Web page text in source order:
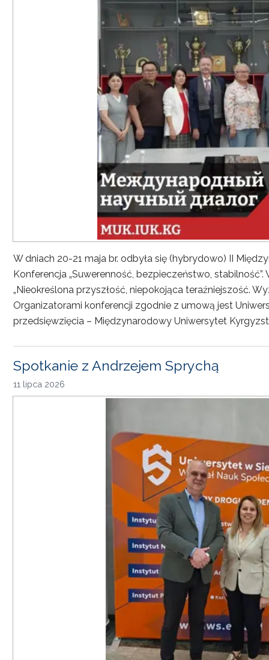
W dniach 20-21 maja br. odbyła się (hybrydowo) II
Konferencja „Suwerenność, bezpieczeństwo,
„Nieokreślona przyszłość, niepokojąca teraźniejszość.
Organizatorami konferencji zgodnie z umową jest
przedsięwzięcia – Międzynarodowy Uniwersytet
Spotkanie z Andrzejem Sprychą
11 lipca 2026